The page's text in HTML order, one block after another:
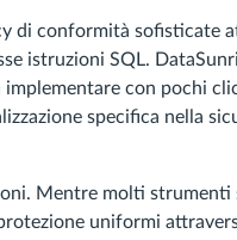
di conformità sofisticate
istruzioni SQL.
con pochi
specifica nella
Mentre molti strumenti
uniformi